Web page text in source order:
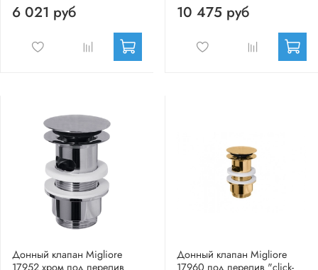
6 021 руб 10 475 руб
Донный клапан Migliore
Донный клапан Migliore